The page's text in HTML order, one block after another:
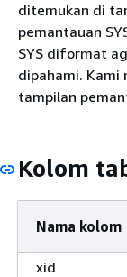
ditemukan di
pemantauan
SYS diformat
dipahami. Kami
tampilan
Kolom
Nama kolom
xid